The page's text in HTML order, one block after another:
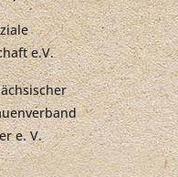
e.V.
e. V.